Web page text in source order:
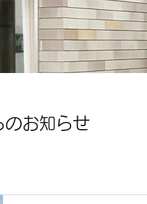
のお知らせ